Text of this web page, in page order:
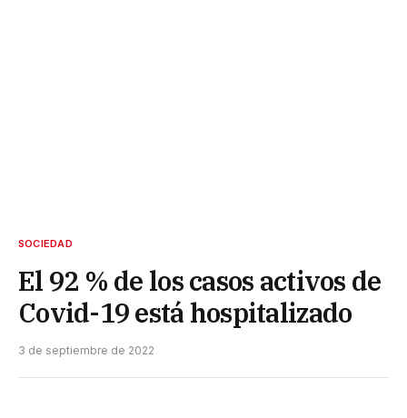
SOCIEDAD
El 92 % de los casos activos de
Covid-19 está hospitalizado
3 de septiembre de 2022